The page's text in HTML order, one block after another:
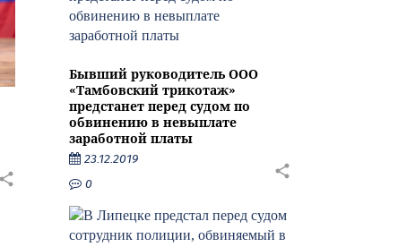
Бывший руководитель ООО
«Тамбовский трикотаж»
предстанет перед судом по
обвинению в невыплате
заработной платы
23.12.2019
0